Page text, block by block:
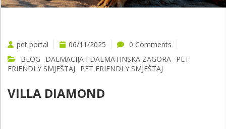
pet portal 06/11/2025
0 Comments
BLOG
DALMACIJA I DALMATINSKA ZAGORA PET
FRIENDLY SMJEŠTAJ
PET FRIENDLY SMJEŠTAJ
VILLA DIAMOND